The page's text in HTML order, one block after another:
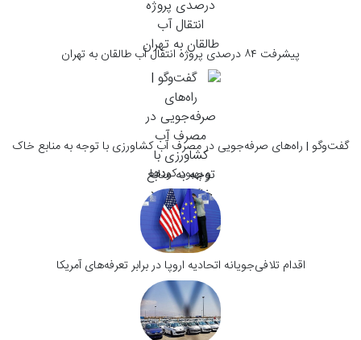
پیشرفت ۸۴ درصدی پروژه انتقال آب طالقان به تهران
گفت‌وگو | راه‌های صرفه‌جویی در مصرف آب کشاورزی با توجه به منابع خاک
و بهبود کودها
اقدام تلافی‌جویانه اتحادیه اروپا در برابر تعرفه‌های آمریکا